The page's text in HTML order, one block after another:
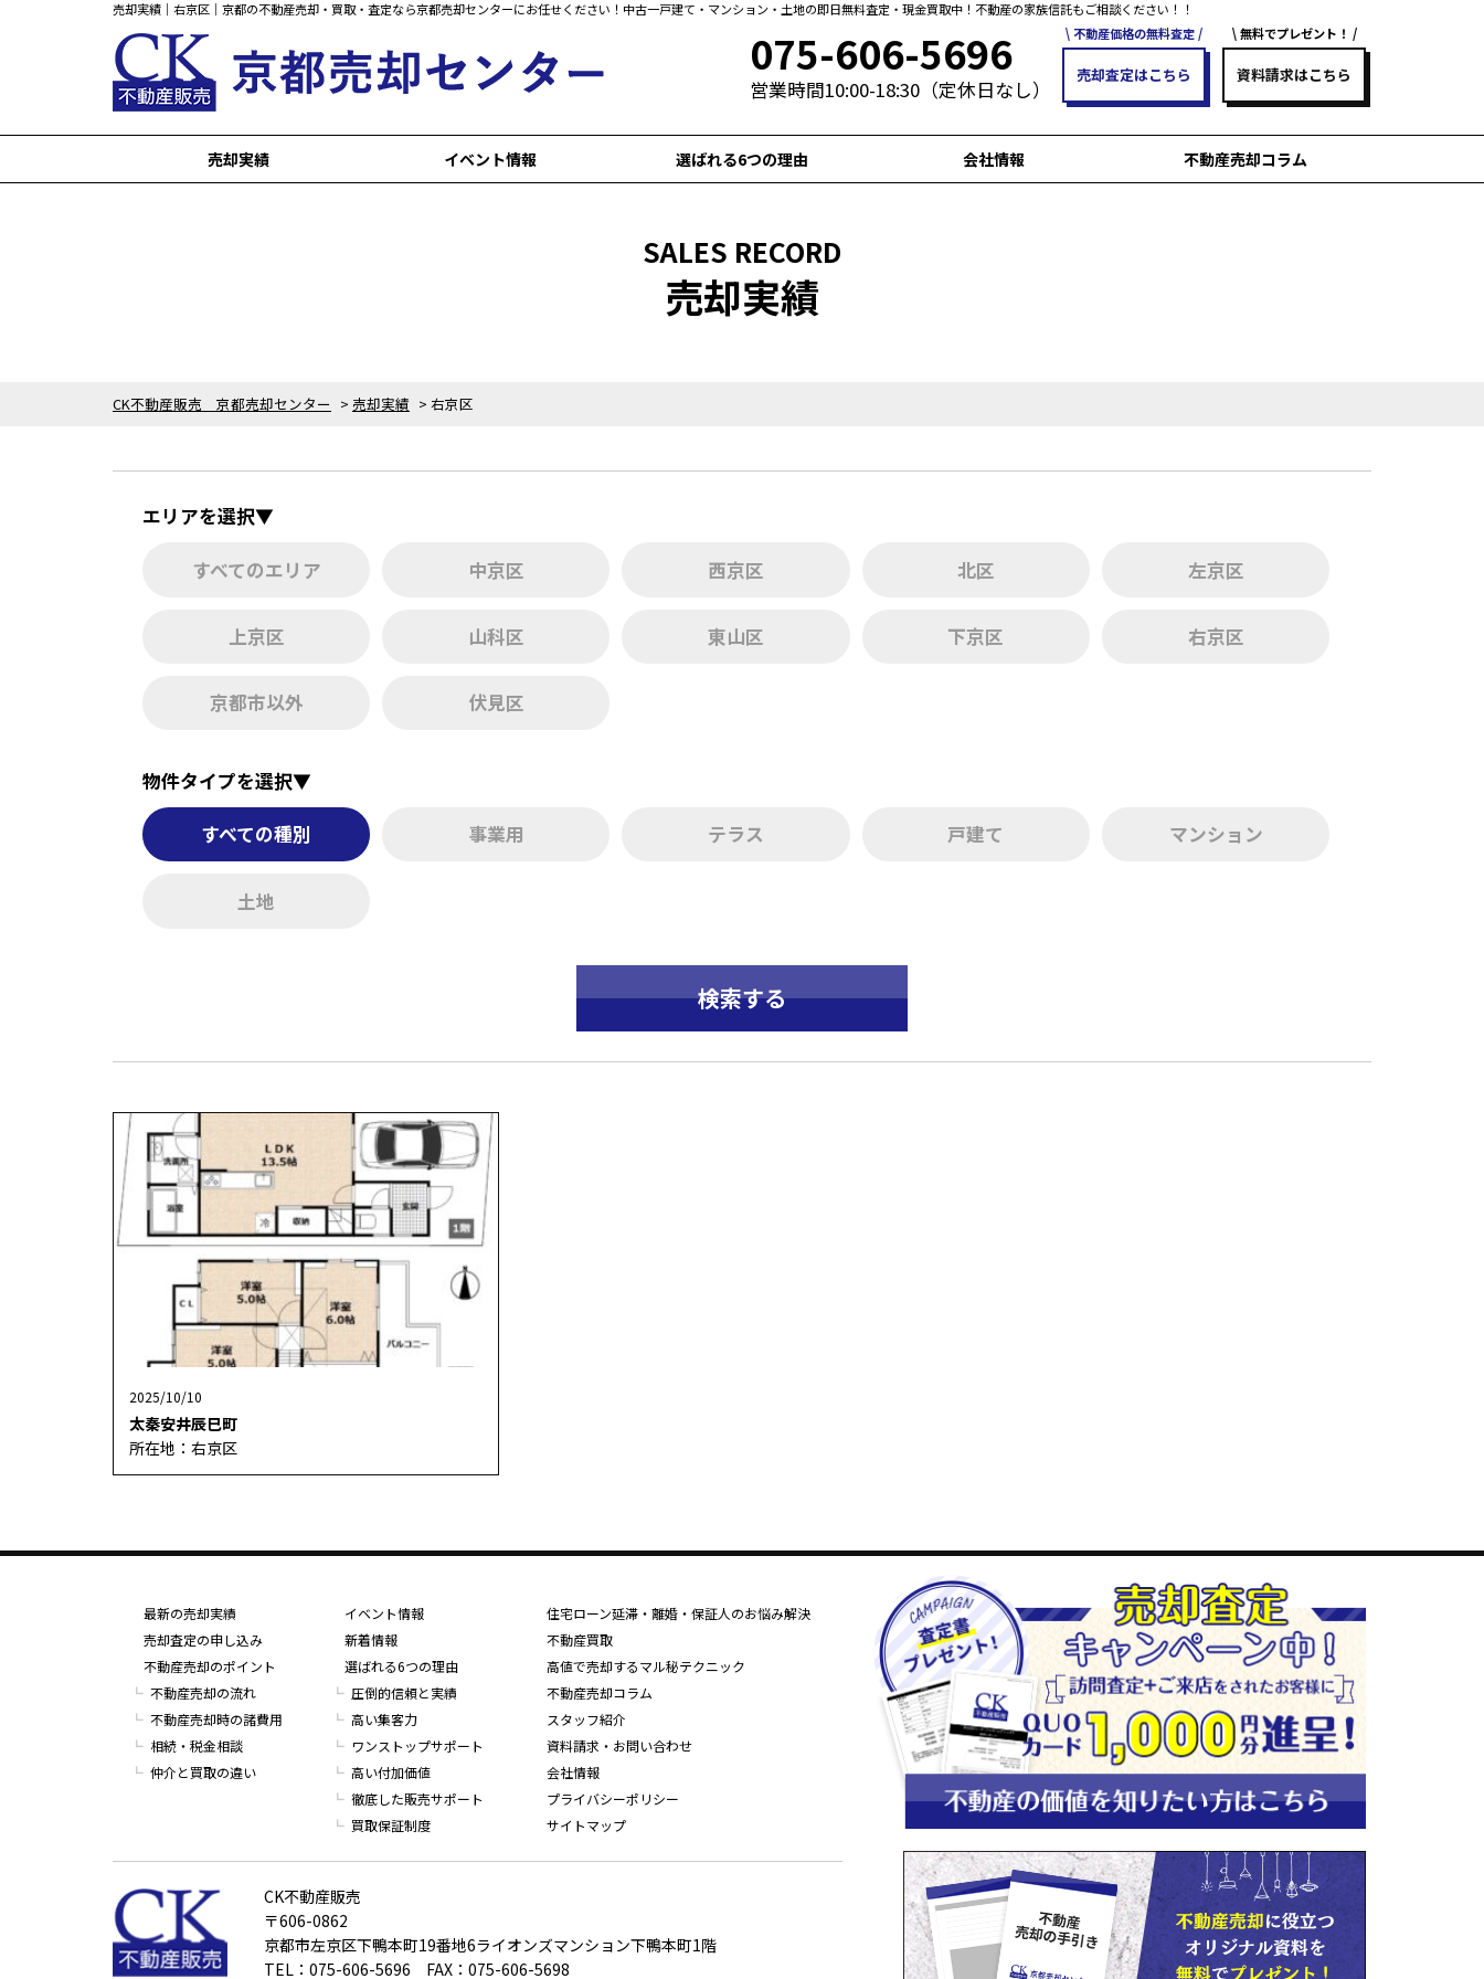
売却実績｜右京区｜京都の不動産売却・買取・査定なら京都売却センターにお任せください！中古一戸建て・マンション・土地の即日無料査定・現金買取中！不動産の家族信託もご相談ください！！
075-606-5696
営業時間10:00-18:30（定休日なし）
不動産価格の無料査定
売却査定はこちら
無料でプレゼント！
資料請求はこちら
売却実績
中京区の売却実績
西京区の売却実績
北区の売却実績
左京区の売却実績
上京区の売却実績
山科区の売却実績
東山区の売却実績
下京区の売却実績
右京区の売却実績
京都市以外の売却実績
伏見区の売却実績
イベント情報 選ばれる6つの理由 会社情報 不動産売却コラム
CK不動産販売 京都売却センター > 売却実績 > 右京区
SALES RECORD
売却実績
エリアを選択▼
すべてのエリア 中京区 西京区 北区 左京区
上京区 山科区 東山区 下京区 右京区
京都市以外 伏見区
物件タイプを選択▼
すべての種別 事業用 テラス 戸建て マンション
土地
2025/10/10
太秦安井辰巳町
所在地：右京区
最新の売却実績
売却査定の申し込み
不動産売却のポイント
不動産売却の流れ
不動産売却時の諸費用
相続・税金相談
仲介と買取の違い
イベント情報
新着情報
選ばれる6つの理由
圧倒的信頼と実績
高い集客力
ワンストップサポート
高い付加価値
徹底した販売サポート
買取保証制度
住宅ローン延滞・離婚・保証人のお悩み解決
不動産買取
高値で売却するマル秘テクニック
不動産売却コラム
スタッフ紹介
資料請求・お問い合わせ
会社情報
プライバシーポリシー
サイトマップ
CK不動産販売
〒606-0862
京都市左京区下鴨本町19番地6ライオンズマンション下鴨本町1階
TEL：075-606-5696 FAX：075-606-5698